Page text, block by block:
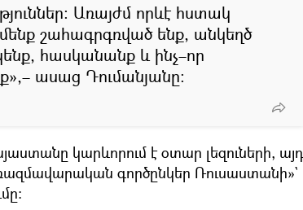
Առայժմ որևէ հստակ
շահագրգռված ենք, անկեղծ
հասկանանք և ինչ–որ
ասաց Դումանյանը։
կարևորում է օտար լեզուների, այդ
գործընկեր Ռուսաստանի»`